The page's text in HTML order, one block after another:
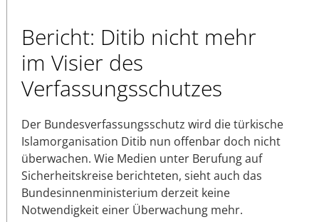
Bericht: Ditib nicht mehr
im Visier des
Verfassungsschutzes
Der Bundesverfassungsschutz wird die türkische
Islamorganisation Ditib nun offenbar doch nicht
überwachen. Wie Medien unter Berufung auf
Sicherheitskreise berichteten, sieht auch das
Bundesinnenministerium derzeit keine
Notwendigkeit einer Überwachung mehr.